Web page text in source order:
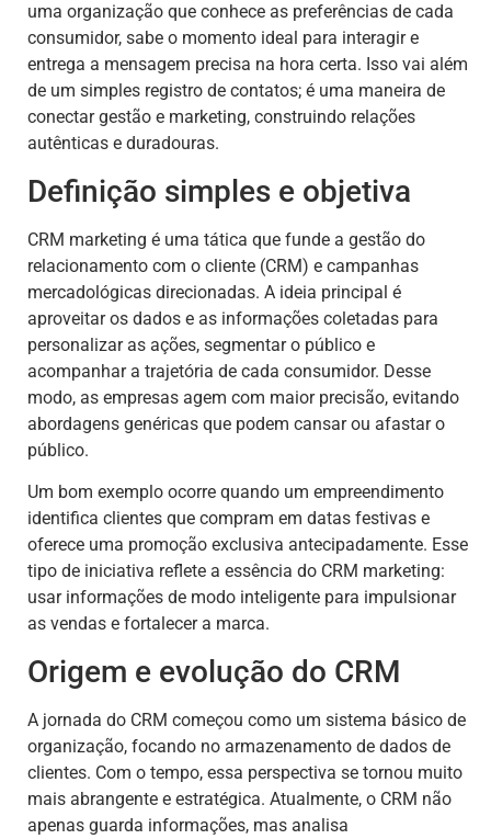
uma organização que conhece as preferências de cada
consumidor, sabe o momento ideal para interagir e
entrega a mensagem precisa na hora certa. Isso vai além
de um simples registro de contatos; é uma maneira de
conectar gestão e marketing, construindo relações
autênticas e duradouras.
Definição simples e objetiva
CRM marketing é uma tática que funde a gestão do
relacionamento com o cliente (CRM) e campanhas
mercadológicas direcionadas. A ideia principal é
aproveitar os dados e as informações coletadas para
personalizar as ações, segmentar o público e
acompanhar a trajetória de cada consumidor. Desse
modo, as empresas agem com maior precisão, evitando
abordagens genéricas que podem cansar ou afastar o
público.
Um bom exemplo ocorre quando um empreendimento
identifica clientes que compram em datas festivas e
oferece uma promoção exclusiva antecipadamente. Esse
tipo de iniciativa reflete a essência do CRM marketing:
usar informações de modo inteligente para impulsionar
as vendas e fortalecer a marca.
Origem e evolução do CRM
A jornada do CRM começou como um sistema básico de
organização, focando no armazenamento de dados de
clientes. Com o tempo, essa perspectiva se tornou muito
mais abrangente e estratégica. Atualmente, o CRM não
apenas guarda informações, mas analisa